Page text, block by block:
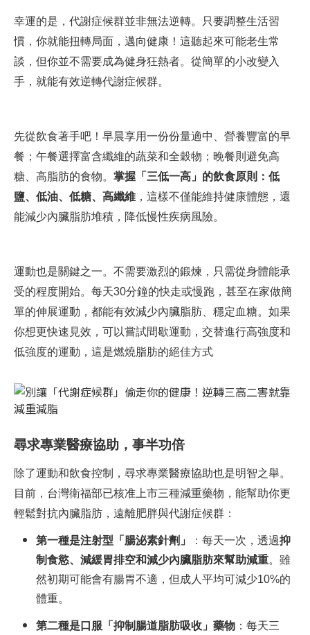
幸運的是，代謝症候群並非無法逆轉。只要調整生活習
慣，你就能扭轉局面，邁向健康！這聽起來可能老生常
談，但你並不需要成為健身狂熱者。從簡單的小改變入
手，就能有效逆轉代謝症候群。
先從飲食著手吧！早晨享用一份份量適中、營養豐富的早
餐；午餐選擇富含纖維的蔬菜和全穀物；晚餐則避免高
糖、高脂肪的食物。 掌握「三低一高」的飲食原則：低
鹽、低油、低糖、高纖維 ，這樣不僅能維持健康體態，還
能減少內臟脂肪堆積，降低慢性疾病風險。
運動也是關鍵之一。不需要激烈的鍛煉，只需從身體能承
受的程度開始。每天30分鐘的快走或慢跑，甚至在家做簡
單的伸展運動，都能有效減少內臟脂肪、穩定血糖。如果
你想更快速見效，可以嘗試間歇運動，交替進行高強度和
低強度的運動，這是燃燒脂肪的絕佳方式
尋求專業醫療協助，事半功倍
除了運動和飲食控制，尋求專業醫療協助也是明智之舉。
目前，台灣衛福部已核准上市三種減重藥物，能幫助你更
輕鬆對抗內臟脂肪，遠離肥胖與代謝症候群：
第一種是注射型「腸泌素針劑」 ：每天一次，透過抑
制食慾、減緩胃排空和減少內臟脂肪來幫助減重。雖
然初期可能會有腸胃不適，但成人平均可減少10%的
體重。
第二種是口服「抑制腸道脂肪吸收」藥物 ：每天三